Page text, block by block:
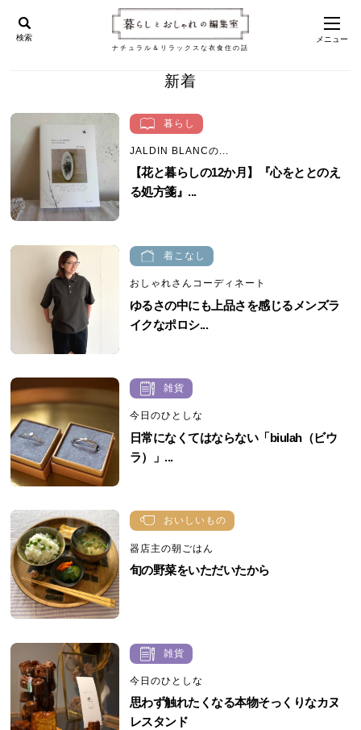
ナチュラル＆リラックスな衣食住の話
検索 メニュー
新着
暮らし
JALDIN BLANCの...
【花と暮らしの12か月】『心をととのえ
る処方箋』...
着こなし
おしゃれさんコーディネート
ゆるさの中にも上品さを感じるメンズラ
イクなポロシ...
雑貨
今日のひとしな
日常になくてはならない「biulah（ビウ
ラ）」...
おいしいもの
器店主の朝ごはん
旬の野菜をいただいたから
雑貨
今日のひとしな
思わず触れたくなる本物そっくりなカヌ
レスタンド